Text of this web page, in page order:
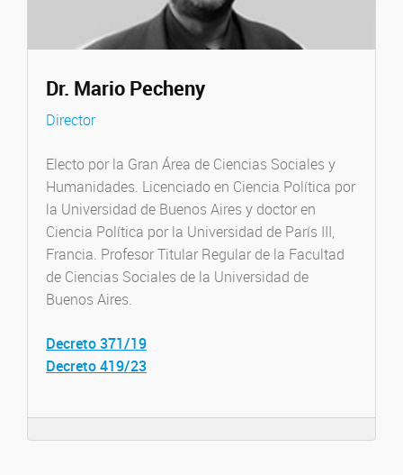
Dr. Mario Pecheny
Director
Electo por la Gran Área de Ciencias Sociales y
Humanidades. Licenciado en Ciencia Política por
la Universidad de Buenos Aires y doctor en
Ciencia Política por la Universidad de París III,
Francia. Profesor Titular Regular de la Facultad
de Ciencias Sociales de la Universidad de
Buenos Aires.
Decreto 371/19
Decreto 419/23